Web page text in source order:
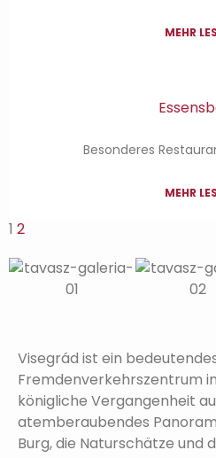
MEHR
Besonderes
MEHR
1 2
Visegrád ist ein
Fremdenverkehrszentrum
königliche Vergangenheit
atemberaubendes
Burg, die Naturschätze und